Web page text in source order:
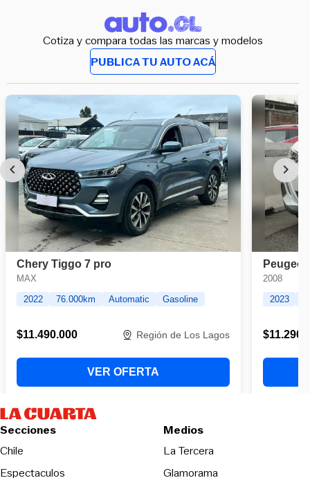
Cotiza y compara todas las marcas y modelos
PUBLICA TU AUTO ACÁ
Secciones
Chile
Espectaculos
Medios
La TerceraOpens in new
Glamorama